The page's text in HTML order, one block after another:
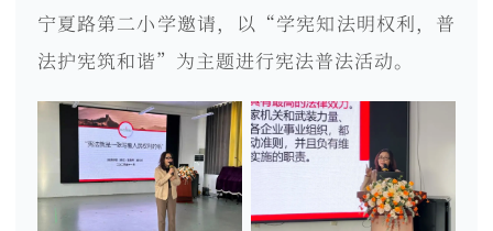
宁夏路第二小学邀请，以“学宪知法明权利，普
法护宪筑和谐”为主题进行宪法普法活动。